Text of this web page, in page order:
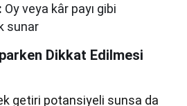
Oy veya kâr payı gibi
sunar
Dikkat Edilmesi
getiri potansiyeli sunsa da